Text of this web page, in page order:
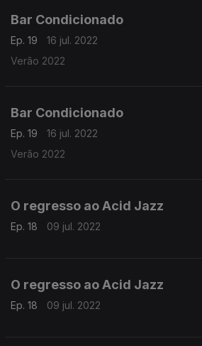
Bar Condicionado
Ep. 19
16 jul. 2022
Verão 2022
Bar Condicionado
Ep. 19
16 jul. 2022
Verão 2022
O regresso ao Acid Jazz
Ep. 18 09 jul. 2022
O regresso ao Acid Jazz
Ep. 18 09 jul. 2022